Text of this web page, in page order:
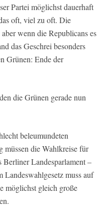
Partei möglichst dauerhaft
oft, viel zu oft. Die
wenn die Republicans es
das Geschrei besonders
Grünen: Ende der
die Grünen gerade nun
beleumundeten
müssen die Wahlkreise für
Berliner Landesparlament –
Landeswahlgesetz muss auf
möglichst gleich große